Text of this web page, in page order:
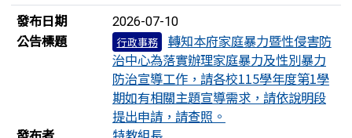
發布日期
2026-07-10
公告標題 行政事務
轉知本府家庭暴力暨性侵害防
治中心為落實辦理家庭暴力及性別暴力
防治宣導工作，請各校115學年度第1學
期如有相關主題宣導需求，請依說明段
提出申請，請查照。